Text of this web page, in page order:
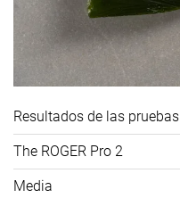
Resultados de las pruebas
The ROGER Pro 2
Media